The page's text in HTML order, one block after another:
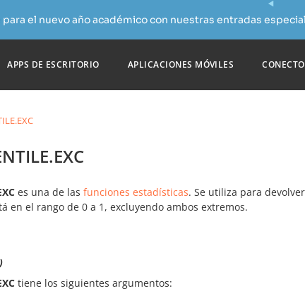
el nuevo año académico con nuestras entradas
APPS DE ESCRITORIO APLICACIONES MÓVILES
es una de las funciones estadísticas. Se utiliza para
en el rango de 0 a 1, excluyendo ambos extremos.
tiene los siguientes argumentos: